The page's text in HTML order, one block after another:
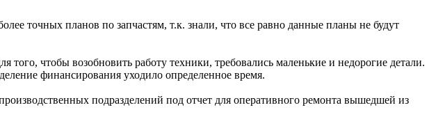
точных планов по запчастям, т.к. знали, что все равно данные планы не будут
чтобы возобновить работу техники, требовались маленькие и недорогие детали.
финансирования уходило определенное время.
подразделений под отчет для оперативного ремонта вышедшей из